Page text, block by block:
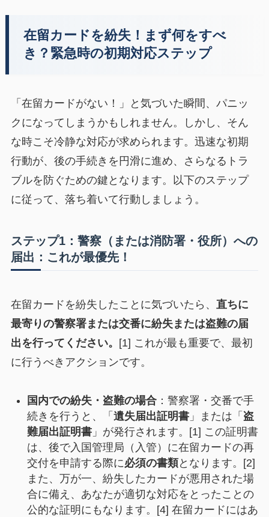
在留カードを紛失！まず何をすべ
き？緊急時の初期対応ステップ
「在留カードがない！」と気づいた瞬間、パニッ
クになってしまうかもしれません。しかし、そん
な時こそ冷静な対応が求められます。迅速な初期
行動が、後の手続きを円滑に進め、さらなるトラ
ブルを防ぐための鍵となります。以下のステップ
に従って、落ち着いて行動しましょう。
ステップ1：警察（または消防署・役所）への
届出：これが最優先！
在留カードを紛失したことに気づいたら、 直ちに
最寄りの警察署または交番に紛失または盗難の届
出を行ってください。 [1] これが最も重要で、最初
に行うべきアクションです。
国内での紛失・盗難の場合：警察署・交番で手
続きを行うと、「 遺失届出証明書」または「 盗
難届出証明書」が発行されます。[1] この証明書
は、後で入国管理局（入管）に在留カードの再
交付を申請する際に必須の書類となります。[2]
また、万が一、紛失したカードが悪用された場
合に備え、あなたが適切な対応をとったことの
公的な証明にもなります。[4] 在留カードにはあ